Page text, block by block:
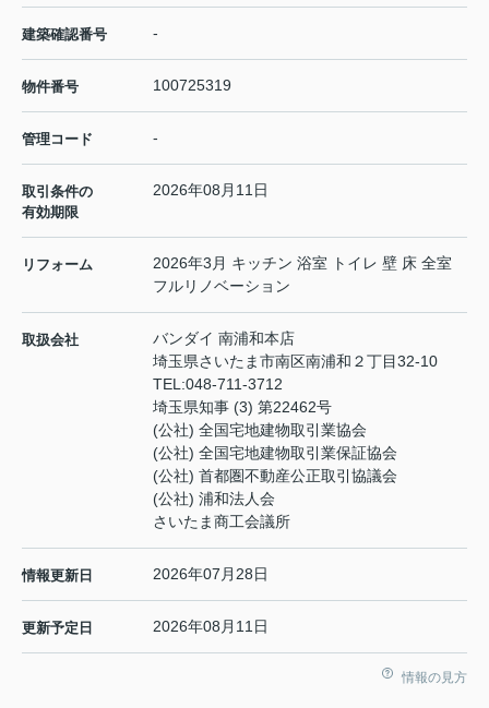
建築確認番号 -
物件番号 100725319
管理コード -
取引条件の
有効期限
2026年08月11日
リフォーム
2026年3月 キッチン 浴室 トイレ 壁 床 全室
フルリノベーション
取扱会社
バンダイ 南浦和本店
埼玉県さいたま市南区南浦和２丁目32-10
TEL:048-711-3712
埼玉県知事 (3) 第22462号
(公社) 全国宅地建物取引業協会
(公社) 全国宅地建物取引業保証協会
(公社) 首都圏不動産公正取引協議会
(公社) 浦和法人会
さいたま商工会議所
情報更新日 2026年07月28日
更新予定日 2026年08月11日
情報の見方